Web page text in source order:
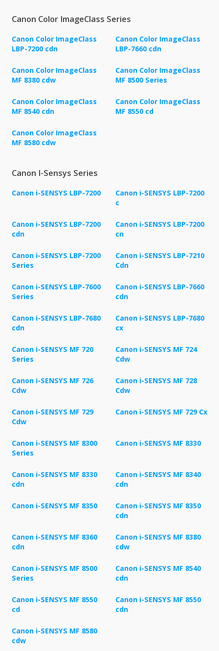
Canon Color ImageClass Series
Canon Color ImageClass
LBP-7200 cdn
Canon Color ImageClass
LBP-7660 cdn
Canon Color ImageClass
MF 8380 cdw
Canon Color ImageClass
MF 8500 Series
Canon Color ImageClass
MF 8540 cdn
Canon Color ImageClass
MF 8550 cd
Canon Color ImageClass
MF 8580 cdw
Canon I-Sensys Series
Canon i-SENSYS LBP-7200
Canon i-SENSYS LBP-7200
c
Canon i-SENSYS LBP-7200
cdn
Canon i-SENSYS LBP-7200
cn
Canon i-SENSYS LBP-7200
Series
Canon i-SENSYS LBP-7210
Cdn
Canon i-SENSYS LBP-7600
Series
Canon i-SENSYS LBP-7660
cdn
Canon i-SENSYS LBP-7680
cdn
Canon i-SENSYS LBP-7680
cx
Canon i-SENSYS MF 720
Series
Canon i-SENSYS MF 724
Cdw
Canon i-SENSYS MF 726
Cdw
Canon i-SENSYS MF 728
Cdw
Canon i-SENSYS MF 729
Cdw
Canon i-SENSYS MF 729 Cx
Canon i-SENSYS MF 8300
Series
Canon i-SENSYS MF 8330
Canon i-SENSYS MF 8330
cdn
Canon i-SENSYS MF 8340
cdn
Canon i-SENSYS MF 8350
Canon i-SENSYS MF 8350
cdn
Canon i-SENSYS MF 8360
cdn
Canon i-SENSYS MF 8380
cdw
Canon i-SENSYS MF 8500
Series
Canon i-SENSYS MF 8540
cdn
Canon i-SENSYS MF 8550
cd
Canon i-SENSYS MF 8550
cdn
Canon i-SENSYS MF 8580
cdw